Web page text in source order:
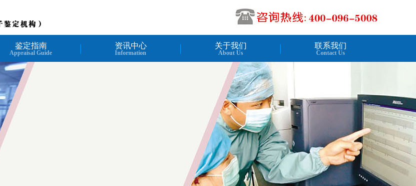
鉴定指南
Appraisal Guide
资讯中心
Information
关于我们
About Us
联系我们
Contact Us